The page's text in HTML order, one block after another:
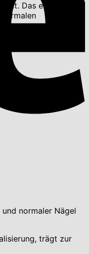
Das einzige
normaler Nägel
trägt zur